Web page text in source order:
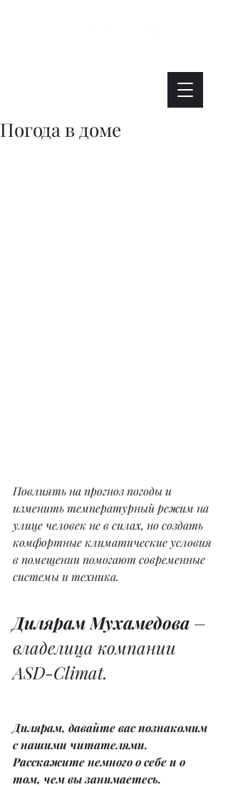
Погода в доме
Повлиять на прогноз погоды и
изменить температурный режим на
улице человек не в силах, но создать
комфортные климатические условия
в помещении помогают современные
системы и техника.
Дилярам Мухамедова –
владелица компании
ASD-Climat.
Дилярам, давайте вас познакомим
с нашими читателями.
Расскажите немного о себе и о
том, чем вы занимаетесь.